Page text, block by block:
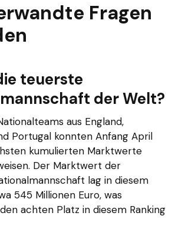
Fragen
teuerste
der Welt?
aus England,
Portugal konnten Anfang April
kumulierten Marktwerte
Der Marktwert der
lag in diesem
545 Millionen Euro, was
achten Platz in diesem Ranking